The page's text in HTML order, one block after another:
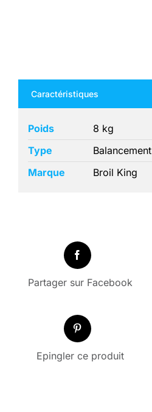
-
8
Caractéristiques
Poids
8 kg
Type
Balancement
Marque
Broil King
Partager sur Facebook
Epingler ce produit